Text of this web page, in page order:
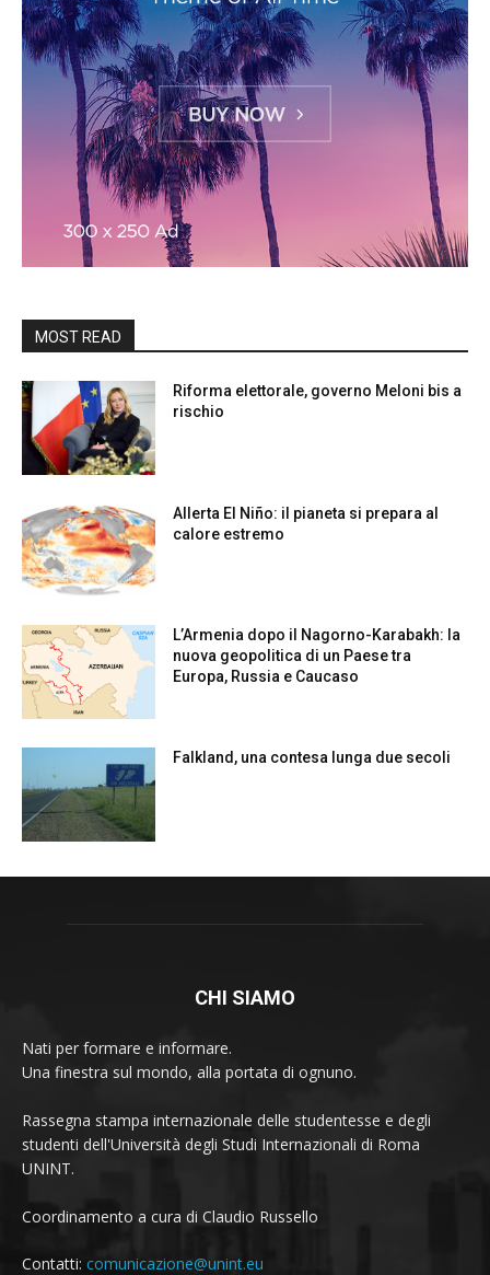
MOST READ
Riforma elettorale, governo Meloni bis a
rischio
Allerta El Niño: il pianeta si prepara al
calore estremo
L’Armenia dopo il Nagorno-Karabakh: la
nuova geopolitica di un Paese tra
Europa, Russia e Caucaso
Falkland, una contesa lunga due secoli
CHI SIAMO
Nati per formare e informare.
Una finestra sul mondo, alla portata di ognuno.
Rassegna stampa internazionale delle studentesse e degli
studenti dell'Università degli Studi Internazionali di Roma
UNINT.
Coordinamento a cura di Claudio Russello
Contatti: comunicazione@unint.eu